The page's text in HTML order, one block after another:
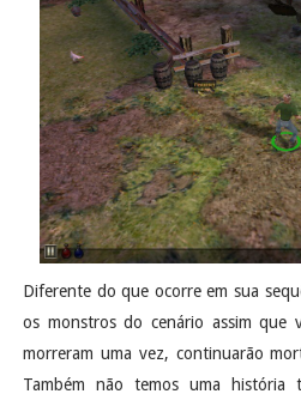
Diferente do que ocorre em sua
os monstros do cenário assim que
morreram uma vez, continuarão
Também não temos uma